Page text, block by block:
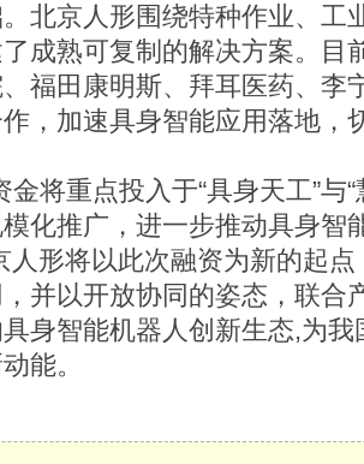
北京人形围绕特种作业、工
成熟可复制的解决方案。目
福田康明斯、拜耳医药、李
，加速具身智能应用落地，
将重点投入于“具身天工”与“
化推广，进一步推动具身智
人形将以此次融资为新的起
并以开放协同的姿态，联合
身智能机器人创新生态,为
能。